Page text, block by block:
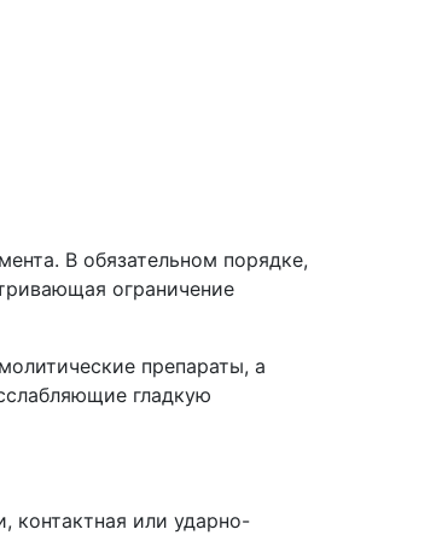
В обязательном порядке,
ограничение
препараты, а
гладкую
контактная или ударно-